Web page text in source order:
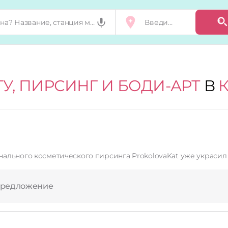
ПИРСИНГ И БОДИ-АРТВ
косметического пирсинга ProkolovaKat уже